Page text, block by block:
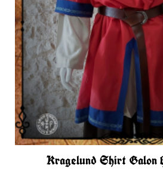
Kragelund Shirt Galon